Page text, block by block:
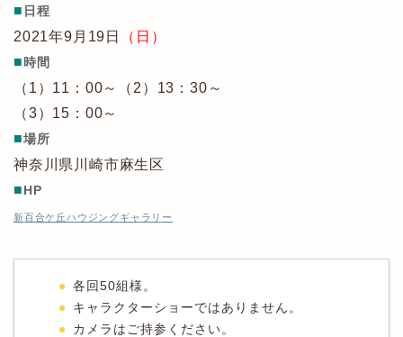
■ 日程
2021年9月19日
（日）
■時間
（1）11：00～（2）13：30～
（3）15：00～
■場所
神奈川県川崎市麻生区
■HP
新百合ケ丘ハウジングギャラリー
各回50組様。
キャラクターショーではありません。
カメラはご持参ください。